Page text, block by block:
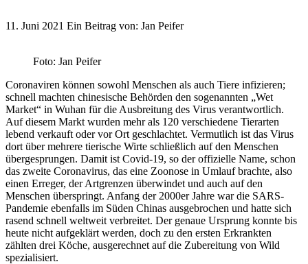
11. Juni 2021 Ein Beitrag von: Jan Peifer
Foto: Jan Peifer
Coronaviren können sowohl Menschen als auch Tiere infizieren;
schnell machten chinesische Behörden den sogenannten „Wet
Market“ in Wuhan für die Ausbreitung des Virus verantwortlich.
Auf diesem Markt wurden mehr als 120 verschiedene Tierarten
lebend verkauft oder vor Ort geschlachtet. Vermutlich ist das Virus
dort über mehrere tierische Wirte schließlich auf den Menschen
übergesprungen. Damit ist Covid-19, so der offizielle Name, schon
das zweite Coronavirus, das eine Zoonose in Umlauf brachte, also
einen Erreger, der Artgrenzen überwindet und auch auf den
Menschen überspringt. Anfang der 2000er Jahre war die SARS-
Pandemie ebenfalls im Süden Chinas ausgebrochen und hatte sich
rasend schnell weltweit verbreitet. Der genaue Ursprung konnte bis
heute nicht aufgeklärt werden, doch zu den ersten Erkrankten
zählten drei Köche, ausgerechnet auf die Zubereitung von Wild
spezialisiert.